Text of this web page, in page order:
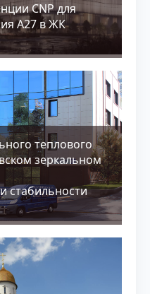
CNP для
А27 в ЖК
теплового
зеркальном
стабильности